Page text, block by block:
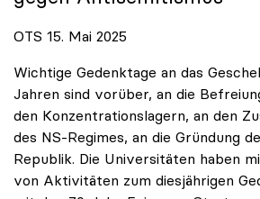
OTS 15. Mai 2025
Wichtige Gedenktage an das
Jahren sind vorüber, an die
den Konzentrationslagern, an den
des NS-Regimes, an die Gründung
Republik. Die Universitäten haben
von Aktivitäten zum diesjährigen